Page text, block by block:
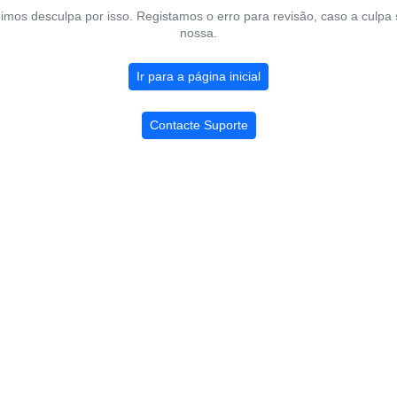
desculpa por isso. Registamos o erro para revisão, caso a culpa
nossa.
Ir para a página inicial
Contacte Suporte